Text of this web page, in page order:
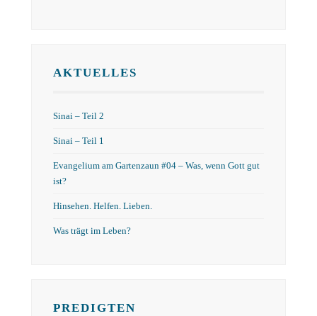
AKTUELLES
Sinai – Teil 2
Sinai – Teil 1
Evangelium am Gartenzaun #04 – Was, wenn Gott gut
ist?
Hinsehen. Helfen. Lieben.
Was trägt im Leben?
PREDIGTEN